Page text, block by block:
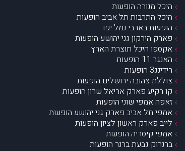
היכל מנורה הופעות
היכל התרבות תל אביב הופעות
הופעות בארבי נמל יפו
פארק הירקון גני יהושע הופעות
אקספו היכל תוצרת הארץ
האנגר 11 הופעות
רידינג3 הופעות
צוללת צהובה ירושלים הופעות
קו רקיע פארק אריאל שרון הופעות
זאפה אמפי שוני הופעות
אמפי תל אביב פארק גני יהושע הופעות
לייב פארק ראשון לציון הופעות
אמפי קיסריה הופעות
ברנרוק גבעת ברנר הופעות